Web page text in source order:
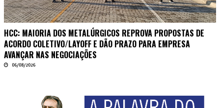
HCC: MAIORIA DOS METALÚRGICOS REPROVA PROPOSTAS DE
ACORDO COLETIVO/LAYOFF E DÃO PRAZO PARA EMPRESA
AVANÇAR NAS NEGOCIAÇÕES
06/08/2026